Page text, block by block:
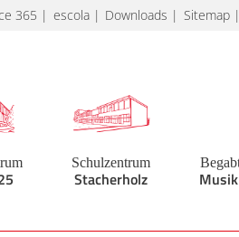
365 escola Downloads Sitemap
Schulzentrum
Stacherholz